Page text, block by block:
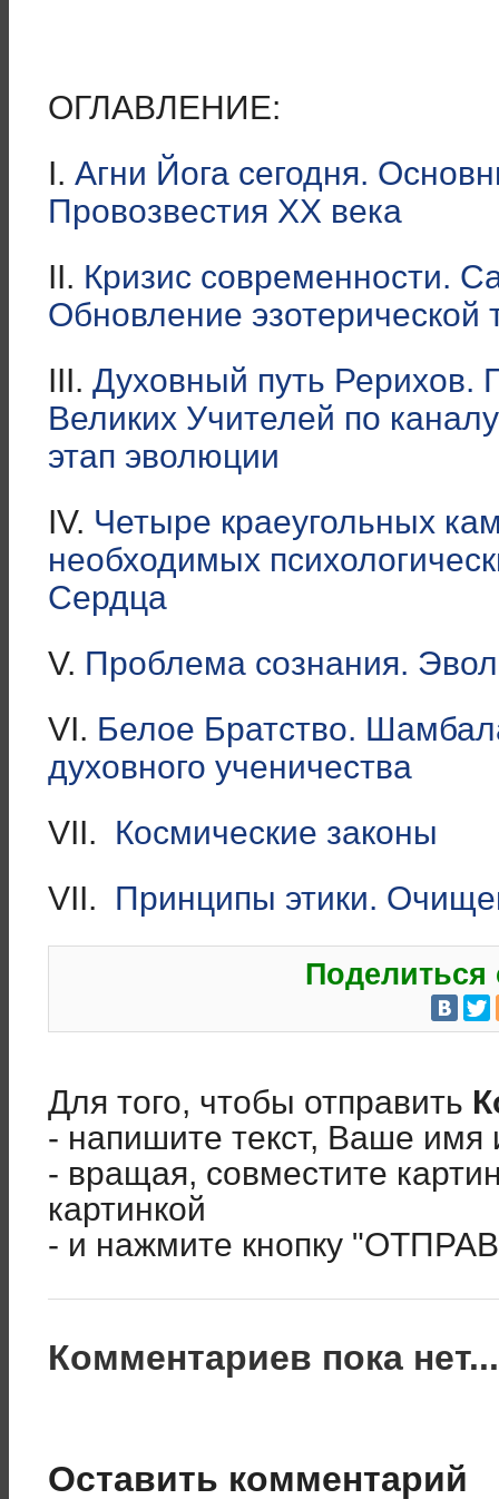
ОГЛАВЛЕНИЕ:
I. Агни Йога сегодня.
Провозвестия ХХ века
II. Кризис современности.
Обновление эзотерической
III. Духовный путь Рерихов.
Великих Учителей по
этап эволюции
IV. Четыре краеугольных
необходимых
Сердца
V. Проблема сознания.
VI. Белое Братство.
духовного ученичества
VII. Космические законы
VII. Принципы этики.
Поделиться
Для того, чтобы отправить
- напишите текст, Ваше имя
- вращая, совместите
картинкой
- и нажмите кнопку
Комментариев пока
Оставить комментарий